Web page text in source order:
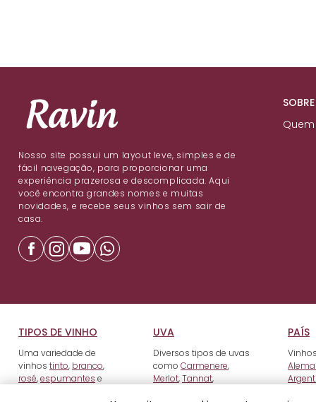
Nosso site possui um layout leve, simples e de
fácil navegação, para proporcionar uma
experiência prazerosa e descomplicada. Aqui
você encontra grandes nomes e muitas
novidades, e recebe seus vinhos sem sair de
casa.
TIPOS DE VINHO
Uma variedade de
vinhos tinto, branco,
rosé,espumantes e
UVA
Diversos tipos de uvas
como Carmenere,
Merlot,Tannat,
PAÍS